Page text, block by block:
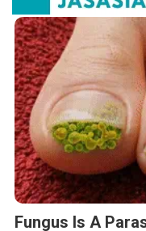
Fungus Is A